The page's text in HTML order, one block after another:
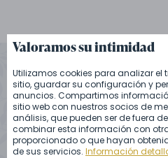
Ver más
Valoramos su intimidad
Utilizamos cookies para analizar
sitio, guardar su configuración y
anuncios. Compartimos
sitio web con nuestros socios de
análisis, que pueden ser de fuera
combinar esta información con
proporcionado o que hayan
de sus servicios.Información